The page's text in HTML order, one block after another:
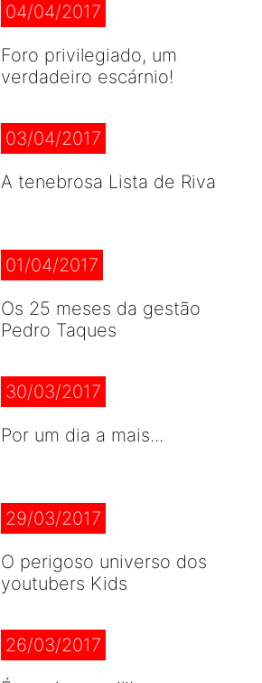
04/04/2017
Foro privilegiado, um
verdadeiro escárnio!
03/04/2017
A tenebrosa Lista de Riva
01/04/2017
Os 25 meses da gestão
Pedro Taques
30/03/2017
Por um dia a mais...
29/03/2017
O perigoso universo dos
youtubers Kids
26/03/2017